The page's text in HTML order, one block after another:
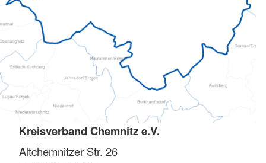
Kreisverband Chemnitz e.V.
Altchemnitzer Str. 26